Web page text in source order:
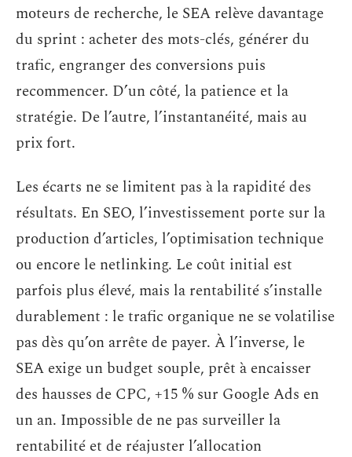
moteurs de recherche, le SEA relève davantage
du sprint : acheter des mots-clés, générer du
trafic, engranger des conversions puis
recommencer. D’un côté, la patience et la
stratégie. De l’autre, l’instantanéité, mais au
prix fort.
Les écarts ne se limitent pas à la rapidité des
résultats. En SEO, l’investissement porte sur la
production d’articles, l’optimisation technique
ou encore le netlinking. Le coût initial est
parfois plus élevé, mais la rentabilité s’installe
durablement : le trafic organique ne se volatilise
pas dès qu’on arrête de payer. À l’inverse, le
SEA exige un budget souple, prêt à encaisser
des hausses de CPC, +15 % sur Google Ads en
un an. Impossible de ne pas surveiller la
rentabilité et de réajuster l’allocation